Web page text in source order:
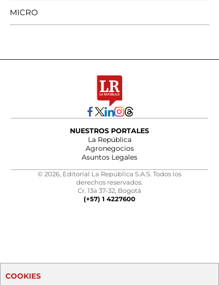
MICRO
NUESTROS PORTALES
La República
Agronegocios
Asuntos Legales
© 2026, Editorial La República S.A.S. Todos los
derechos reservados.
Cr. 13a 37-32, Bogotá
(+57) 1 4227600
COOKIES